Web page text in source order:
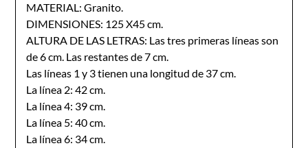
MATERIAL: Granito.
DIMENSIONES: 125 X45 cm.
ALTURA DE LAS LETRAS: Las tres primeras líneas son
de 6 cm. Las restantes de 7 cm.
Las líneas 1 y 3 tienen una longitud de 37 cm.
La línea 2: 42 cm.
La línea 4: 39 cm.
La línea 5: 40 cm.
La línea 6: 34 cm.